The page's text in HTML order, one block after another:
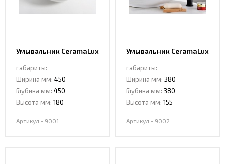
Умывальник CeramaLux
габариты:
Ширина мм: 450
Глубина мм: 450
Высота мм: 180
Артикул - 9001
Умывальник CeramaLux
габариты:
Ширина мм: 380
Глубина мм: 380
Высота мм: 155
Артикул - 9002